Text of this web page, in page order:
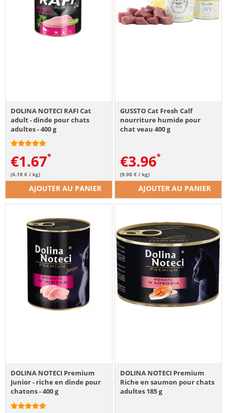
DOLINA NOTECI RAFI Cat
adult - dinde pour chats
adultes - 400 g
€1.67
(4.18 € / kg)
AJOUTER AU PANIER
GUSSTO Cat Fresh Calf
nourriture humide pour
chat veau 400 g
€3.96
(9.90 € / kg)
AJOUTER AU PANIER
DOLINA NOTECI Premium
Junior - riche en dinde pour
chatons - 400 g
DOLINA NOTECI Premium
Riche en saumon pour chats
adultes 185 g